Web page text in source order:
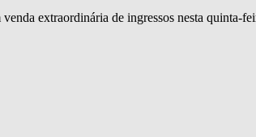
extraordinária de ingressos nesta quinta-